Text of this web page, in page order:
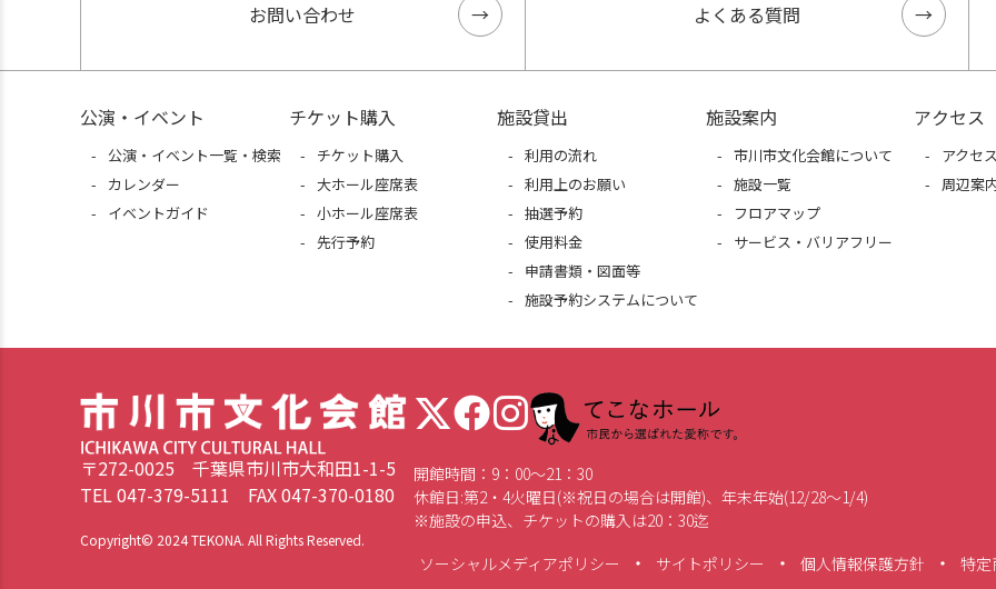
お問い合わせ よくある質問
公演・イベント
公演・イベント一覧・検索
カレンダー
イベントガイド
チケット購入
チケット購入
大ホール座席表
小ホール座席表
先行予約
施設貸出
利用の流れ
利用上のお願い
抽選予約
使用料金
申請書類・図面等
施設予約システムについて
施設案内
市川市文化会館について
施設一覧
フロアマップ
サービス・バリアフリー
アクセス
アクセス
周辺案
〒272-0025 千葉県市川市大和田1-1-5
TEL 047-379-5111 FAX 047-370-0180
Copyright© 2024 TEKONA. All Rights Reserved.
てこなホール 市民から選ばれた愛称です。
開館時間：9：00～21：30
休館日:第2・4火曜日(※祝日の場合は開館)、年末年始(12/28～1/4)
※施設の申込、チケットの購入は20：30迄
ソーシャルメディアポリシー
サイトポリシー 個人情報保護方針 特定